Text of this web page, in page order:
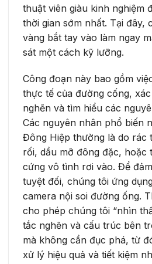
thuật viên giàu kinh nghiệm
thời gian sớm nhất. Tại đây,
vàng bắt tay vào làm ngay
sát một cách kỹ lưỡng.
Công đoạn này bao gồm
thực tế của đường cống,
nghẽn và tìm hiểu các
Các nguyên nhân phổ biến
Đông Hiệp thường là do rác
rối, dầu mỡ đông đặc, hoặc
cứng vô tình rơi vào. Để
tuyệt đối, chúng tôi ứng
camera nội soi đường ống.
cho phép chúng tôi “nhìn
tắc nghẽn và cấu trúc bên
mà không cần đục phá, từ
xử lý hiệu quả và tiết kiệm